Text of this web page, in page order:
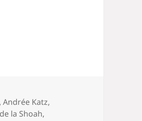
,Andrée Katz,
la Shoah,